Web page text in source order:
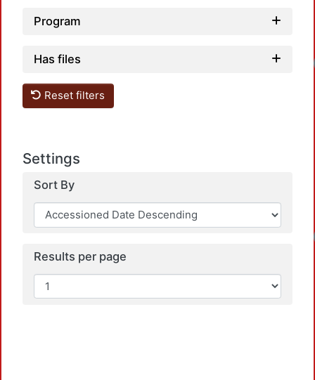
Program
Has files
Reset filters
Settings
Sort By
Results per page